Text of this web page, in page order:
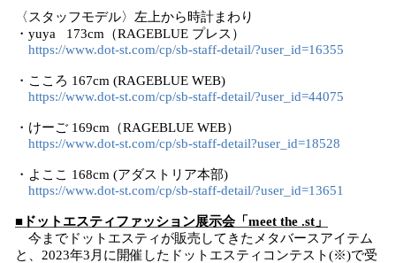
〈スタッフモデル〉左上から時計まわり
・yuya 173cm（RAGEBLUE プレス）
https://www.dot-st.com/cp/sb-staff-detail/?user_id=16355
・こころ 167cm (RAGEBLUE WEB)
https://www.dot-st.com/cp/sb-staff-detail/?user_id=44075
・けーご 169cm（RAGEBLUE WEB）
https://www.dot-st.com/cp/sb-staff-detail?user_id=18528
・よここ 168cm (アダストリア本部)
https://www.dot-st.com/cp/sb-staff-detail/?user_id=13651
■ドットエスティファッション展示会「meet the .st」
今までドットエスティが販売してきたメタバースアイテム
と、2023年3月に開催したドットエスティコンテスト(※)で受